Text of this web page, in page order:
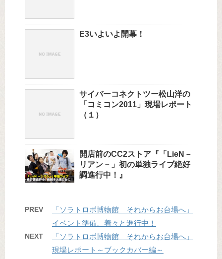
E3いよいよ開幕！
サイバーコネクトツー松山洋の
「コミコン2011」現場レポート
（１）
開店前のCC2ストア『「LieN－
リアン－」初の単独ライブ絶好
調進行中！』
PREV
「ソラトロボ博物館 それからお台場へ」
イベント準備、着々と進行中！
NEXT
「ソラトロボ博物館 それからお台場へ」
現場レポート～ブックカバー編～